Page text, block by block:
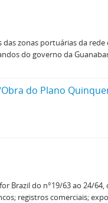
zonas portuárias da rede
do governo da
Brazil do n°19/63 ao 24/64,
registros comerciais;